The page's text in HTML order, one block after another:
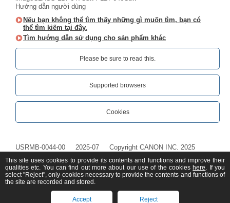
Hướng dẫn người dùng
Nếu bạn không thể tìm thấy những gì muốn tìm, bạn có
thể tìm kiếm tại đây.
Tìm hướng dẫn sử dụng cho sản phẩm khác
Please be sure to read this.‎
Supported browsers
Cookies
USRMB-0044-00 2025-07 Copyright CANON INC. 2025
This site uses cookies to provide its contents and functions and improve their
qualities etc. You can find out more about our use of the cookies here. If you
select "Reject", only cookies necessary to provide the contents and functions of
the site are recorded and stored.
Accept Reject